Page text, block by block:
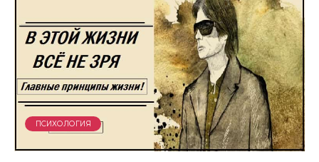
ПСИХОЛОГИЯ